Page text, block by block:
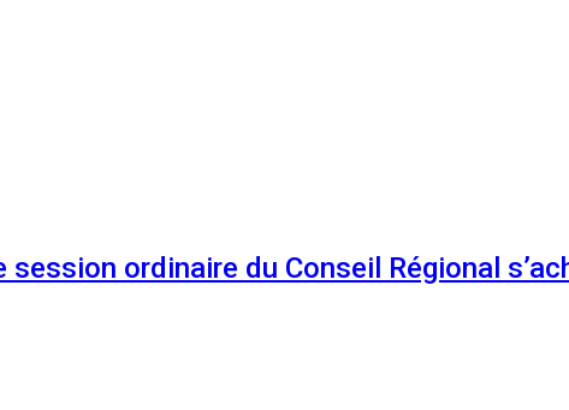
session ordinaire du Conseil Régional